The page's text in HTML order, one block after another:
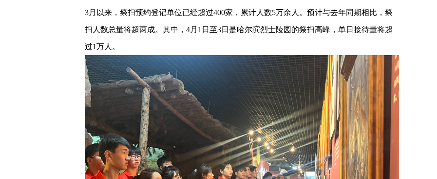
3月以来，祭扫预约登记单位已经超过400家，累计人数5万余人。预计与去年同期相比，祭
扫人数总量将超两成。其中，4月1日至3日是哈尔滨烈士陵园的祭扫高峰，单日接待量将超
过1万人。